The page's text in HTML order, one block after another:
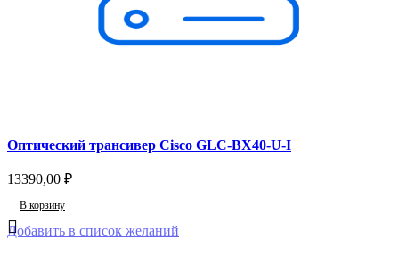
Оптический трансивер Cisco GLC-BX40-U-I
13390,00 ₽
В корзину
Добавить в список желаний